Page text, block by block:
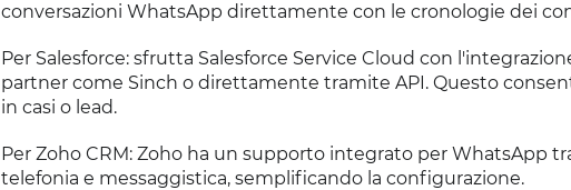
conversazioni WhatsApp direttamente con le cronologie dei
Per Salesforce: sfrutta Salesforce Service Cloud con
partner come Sinch o direttamente tramite API. Questo
in casi o lead.
Per Zoho CRM: Zoho ha un supporto integrato per WhatsApp
telefonia e messaggistica, semplificando la configurazione.